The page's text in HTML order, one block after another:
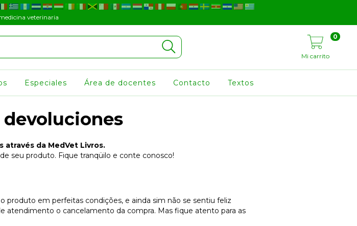
veterinaria
Mi carrito
0
Especiales Área de docentes Contacto Textos
da MedVet Livros.
seu produto. Fique tranqüilo e conte conosco!
produto em perfeitas condições, e ainda sim não se sentiu feliz
atendimento o cancelamento da compra. Mas fique atento para as